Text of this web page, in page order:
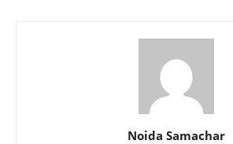
Noida Samachar